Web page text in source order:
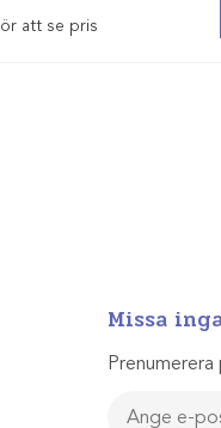
att se pris
Missa